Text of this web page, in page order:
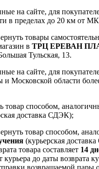
на сайте, для
в пределах до 20 км от
товары
в ТРЦ ЕРЕВАН
Тульская, 13.
на сайте, для
Московской области
товар способом,
доставка СДЭК);
товар способом,
(курьерская
товара составляет 14
курьера до даты возврата
возвращаемой пары